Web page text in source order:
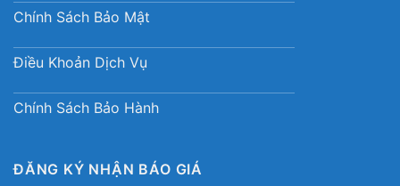
Chính Sách Bảo Mật
Điều Khoản Dịch Vụ
Chính Sách Bảo Hành
ĐĂNG KÝ NHẬN BÁO GIÁ